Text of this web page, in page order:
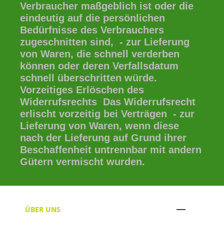
Verbraucher maßgeblich ist oder die
eindeutig auf die persönlichen
Bedürfnisse des Verbrauchers
zugeschnitten sind, - zur Lieferung
von Waren, die schnell verderben
können oder deren Verfallsdatum
schnell überschritten würde.
Vorzeitiges Erlöschen des
Widerrufsrechts Das Widerrufsrecht
erlischt vorzeitig bei Verträgen - zur
Lieferung von Waren, wenn diese
nach der Lieferung auf Grund ihrer
Beschaffenheit untrennbar mit andern
Gütern vermischt wurden.
ÜBER UNS